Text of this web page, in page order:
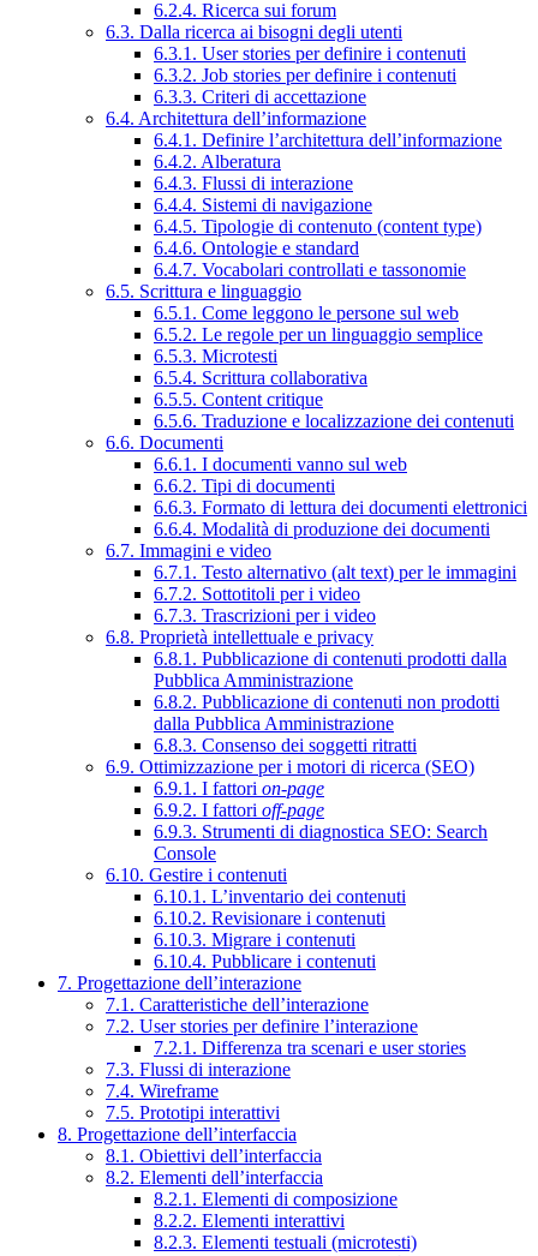
6.2.4. Ricerca sui forum
6.3. Dalla ricerca ai bisogni degli utenti
6.3.1. User stories per definire i contenuti
6.3.2. Job stories per definire i contenuti
6.3.3. Criteri di accettazione
6.4. Architettura dell’informazione
6.4.1. Definire l’architettura dell’informazione
6.4.2. Alberatura
6.4.3. Flussi di interazione
6.4.4. Sistemi di navigazione
6.4.5. Tipologie di contenuto (content type)
6.4.6. Ontologie e standard
6.4.7. Vocabolari controllati e tassonomie
6.5. Scrittura e linguaggio
6.5.1. Come leggono le persone sul web
6.5.2. Le regole per un linguaggio semplice
6.5.3. Microtesti
6.5.4. Scrittura collaborativa
6.5.5. Content critique
6.5.6. Traduzione e localizzazione dei contenuti
6.6. Documenti
6.6.1. I documenti vanno sul web
6.6.2. Tipi di documenti
6.6.3. Formato di lettura dei documenti elettronici
6.6.4. Modalità di produzione dei documenti
6.7. Immagini e video
6.7.1. Testo alternativo (alt text) per le immagini
6.7.2. Sottotitoli per i video
6.7.3. Trascrizioni per i video
6.8. Proprietà intellettuale e privacy
6.8.1. Pubblicazione di contenuti prodotti dalla
Pubblica Amministrazione
6.8.2. Pubblicazione di contenuti non prodotti
dalla Pubblica Amministrazione
6.8.3. Consenso dei soggetti ritratti
6.9. Ottimizzazione per i motori di ricerca (SEO)
6.9.1. I fattori on-page
6.9.2. I fattori off-page
6.9.3. Strumenti di diagnostica SEO: Search
Console
6.10. Gestire i contenuti
6.10.1. L’inventario dei contenuti
6.10.2. Revisionare i contenuti
6.10.3. Migrare i contenuti
6.10.4. Pubblicare i contenuti
7. Progettazione dell’interazione
7.1. Caratteristiche dell’interazione
7.2. User stories per definire l’interazione
7.2.1. Differenza tra scenari e user stories
7.3. Flussi di interazione
7.4. Wireframe
7.5. Prototipi interattivi
8. Progettazione dell’interfaccia
8.1. Obiettivi dell’interfaccia
8.2. Elementi dell’interfaccia
8.2.1. Elementi di composizione
8.2.2. Elementi interattivi
8.2.3. Elementi testuali (microtesti)